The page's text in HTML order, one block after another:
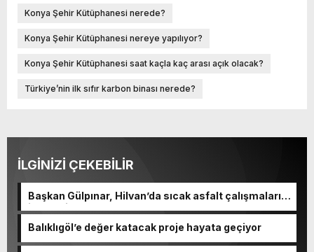
Konya Şehir Kütüphanesi nerede?
Konya Şehir Kütüphanesi nereye yapılıyor?
Konya Şehir Kütüphanesi saat kaçla kaç arası açık olacak?
Türkiye’nin ilk sıfır karbon binası nerede?
İLGİNİZİ ÇEKEBİLİR
Başkan Gülpınar, Hilvan’da sıcak asfalt çalışmalarını
inceledi
Balıklıgöl’e değer katacak proje hayata geçiyor